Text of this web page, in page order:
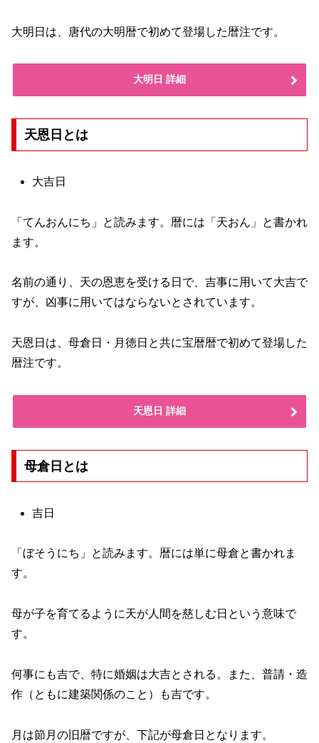
大明日は、唐代の大明暦で初めて登場した暦注です。
大明日 詳細
天恩日とは
大吉日
「てんおんにち」と読みます。暦には「天おん」と書かれ
ます。
名前の通り、天の恩恵を受ける日で、吉事に用いて大吉で
すが、凶事に用いてはならないとされています。
天恩日は、母倉日・月徳日と共に宝暦暦で初めて登場した
暦注です。
天恩日 詳細
母倉日とは
吉日
「ぼそうにち」と読みます。暦には単に母倉と書かれま
す。
母が子を育てるように天が人間を慈しむ日という意味で
す。
何事にも吉で、特に婚姻は大吉とされる。また、普請・造
作（ともに建築関係のこと）も吉です。
月は節月の旧暦ですが、下記が母倉日となります。